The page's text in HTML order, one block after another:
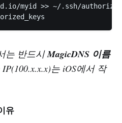
myid >> ~/.ssh/
는 반드시MagicDNS 이름
는 iOS에서 작
유